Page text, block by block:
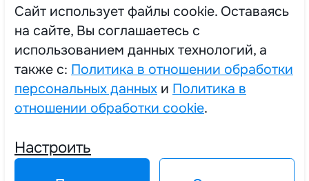
Оформление технической документации
Вывод в нежилой фонд
О компании
Трудоустройство
Политика в отношении обработки персональных данных
Cайт использует файлы cookie. Оставаясь
на сайте, Вы соглашаетесь с
использованием данных технологий, а
также с: Политика в отношении обработки
персональных данных и Политика в
отношении обработки cookie.
Настроить